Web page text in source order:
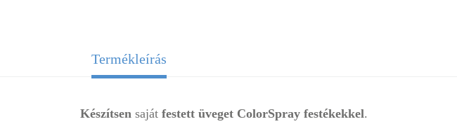
Termékleírás
Készítsen saját festett üveget ColorSpray festékekkel.